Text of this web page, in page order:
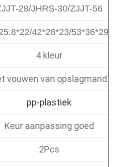
28/JHRS-30/ZJJT-56
42*28*23/
4 kleur
vouwen van opslagmand
pp-plastiek
Keur aanpassing goed
2Pcs